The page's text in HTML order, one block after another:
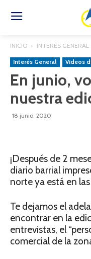
INICIO INTERÉS GENERAL
Interés General Videos
En junio,
nuestra
18 junio, 2020
¡Después de 2
diario barrial
norte ya está en las
Te dejamos el
encontrar en la
entrevistas, el
comercial de la